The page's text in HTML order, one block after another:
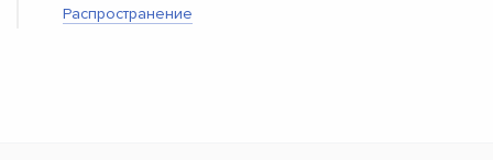
Распространение